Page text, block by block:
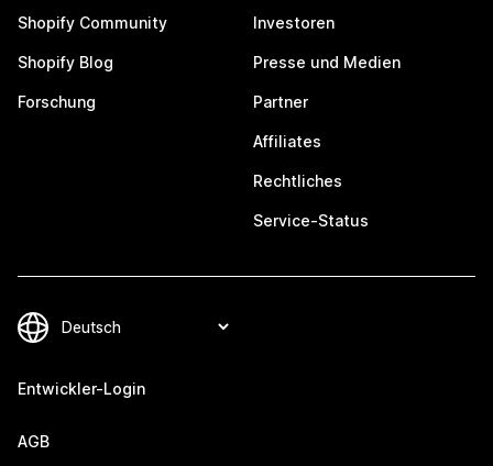
Shopify Community
Shopify Blog
Forschung
Investoren
Presse und Medien
Partner
Affiliates
Rechtliches
Service-Status
Entwickler-Login
AGB